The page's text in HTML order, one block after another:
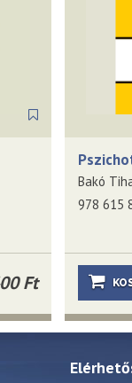
Ft
Bakó
978 615